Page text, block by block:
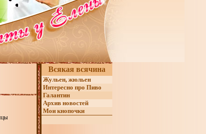
Всякая всячина
Жульен, жюльен
Интересно про Пиво
Галантин
Архив новостей
Мои кнопочки